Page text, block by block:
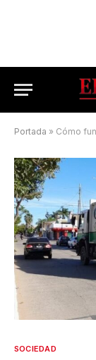
Portada » Cómo
SOCIEDAD